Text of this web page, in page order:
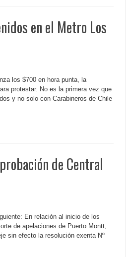
en el Metro Los
los $700 en hora punta, la
protestar. No es la primera vez que
y no solo con Carabineros de Chile
de Central
En relación al inicio de los
de apelaciones de Puerto Montt,
sin efecto la resolución exenta Nº